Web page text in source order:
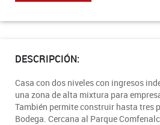
DESCRIPCIÓN:
Casa con dos niveles con ingresos
una zona de alta mixtura para
También permite construir hasta tres
Bodega. Cercana al Parque